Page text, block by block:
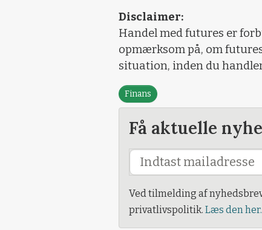
Disclaimer:
Handel med futures er
opmærksom på, om
situation, inden du
Finans
Få aktuelle
Ved tilmelding af
privatlivspolitik. Læs den her.